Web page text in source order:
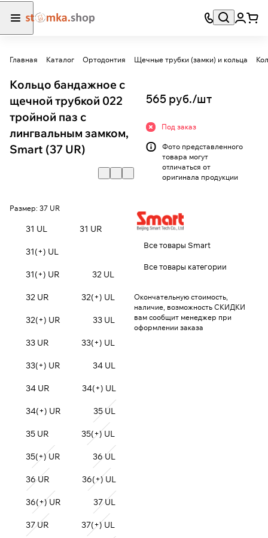
Главная Каталог Ортодонтия Щечные трубки (замки) и кольца
Кольцо бандажное с
щечной трубкой 022
тройной паз с
лингвальным замком,
Smart (37 UR)
Размер: 37 UR
31 UL 31 UR
31(+) UL
31(+) UR 32 UL
32 UR 32(+) UL
32(+) UR 33 UL
33 UR 33(+) UL
33(+) UR 34 UL
34 UR 34(+) UL
34(+) UR 35 UL
35 UR 35(+) UL
35(+) UR 36 UL
36 UR 36(+) UL
36(+) UR 37 UL
37 UR 37(+) UL
565 руб./шт
Под заказ
Фото представленного
товара могут
отличаться от
оригинала продукции
Все товары Smart
Все товары категории
Окончательную стоимость,
наличие, возможность СКИДКИ
вам сообщит менеджер при
оформлении заказа